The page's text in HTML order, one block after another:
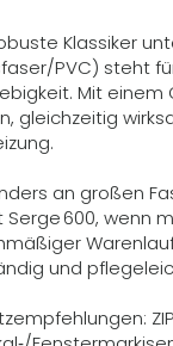
Klassiker
PVC) steht
Mit einem
gleichzeitig
an großen
Serge 600, wenn
und